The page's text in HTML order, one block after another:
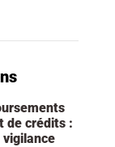
de crédits :